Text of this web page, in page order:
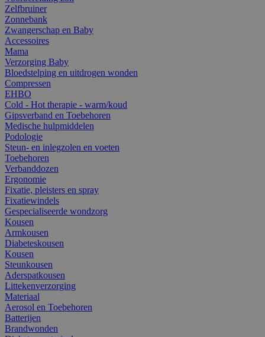
Zelfbruiner
Zonnebank
Zwangerschap en Baby
Accessoires
Mama
Verzorging Baby
Bloedstelping en uitdrogen wonden
Compressen
EHBO
Cold - Hot therapie - warm/koud
Gipsverband en Toebehoren
Medische hulpmiddelen
Podologie
Steun- en inlegzolen en voeten
Toebehoren
Verbanddozen
Ergonomie
Fixatie, pleisters en spray
Fixatiewindels
Gespecialiseerde wondzorg
Kousen
Armkousen
Diabeteskousen
Kousen
Steunkousen
Aderspatkousen
Littekenverzorging
Materiaal
Aerosol en Toebehoren
Batterijen
Brandwonden